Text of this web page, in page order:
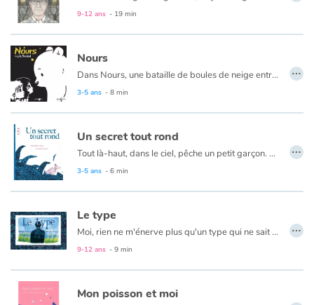
9-12 ans - 19 min
Nours
Dans Nours, une bataille de boules de neige entre deux enfants va prendre un tournant surprenant !
3-5 ans - 8 min
…
Un secret tout rond
Tout là-haut, dans le ciel, pêche un petit garçon. Tout en bas, dans la mer, nage un très gros poisson. Une histoire à dormir debout ou à rêver tout éveillé. Un livre qui parle de l’autre, de l’apprivoisement et de bien d’autres choses encore, tant est grande la place laissée à l’interprétation et donc au lecteur.
3-5 ans - 6 min
…
Le type
Moi, rien ne m'énerve plus qu'un type qui ne sait pas sourire, alors j'ai ramassé un caillou ...
9-12 ans - 9 min
…
Mon poisson et moi